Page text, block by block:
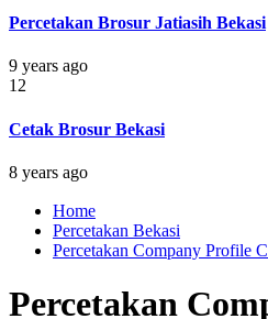
Percetakan Brosur Jatiasih Bekasi
9 years ago
12
Cetak Brosur Bekasi
8 years ago
Home
Percetakan Bekasi
Percetakan Company Profile
Percetakan